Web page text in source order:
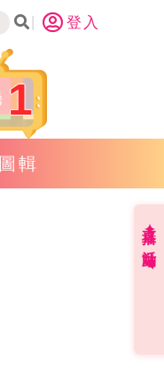
登入
1
圖輯
直播✦活動